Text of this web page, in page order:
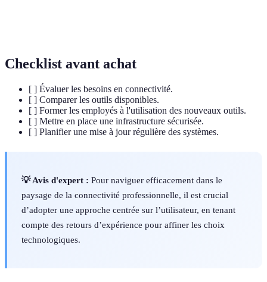
Checklist avant achat
[ ] Évaluer les besoins en connectivité.
[ ] Comparer les outils disponibles.
[ ] Former les employés à l'utilisation des nouveaux outils.
[ ] Mettre en place une infrastructure sécurisée.
[ ] Planifier une mise à jour régulière des systèmes.
💡 Avis d'expert : Pour naviguer efficacement dans le
paysage de la connectivité professionnelle, il est crucial
d’adopter une approche centrée sur l’utilisateur, en tenant
compte des retours d’expérience pour affiner les choix
technologiques.